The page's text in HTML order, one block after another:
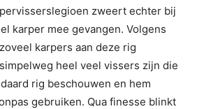
zweert echter bij
karper mee gevangen. Volgens
karpers aan deze rig
heel veel vissers zijn die
rig beschouwen en hem
gebruiken. Qua finesse blinkt